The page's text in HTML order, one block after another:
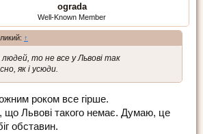
ograda
Well-Known Member
↑
то не все у Львові так
як і усюди.
роком все гірше.
що Львові такого немає. Думаю, це
обставин.